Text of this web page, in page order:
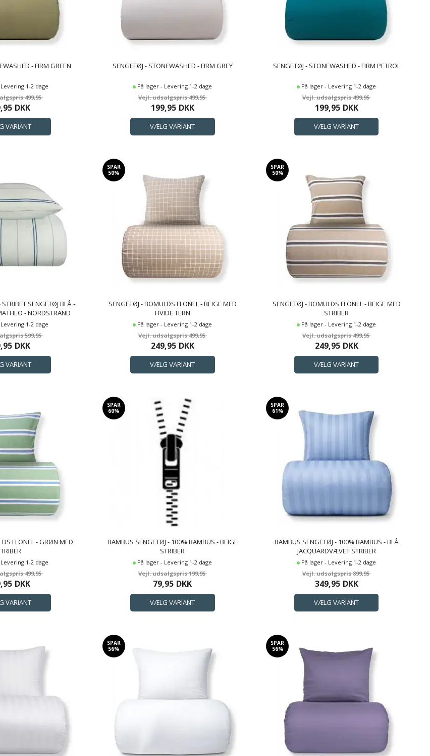
- FIRM GREEN
1-2 dage
499,95
DKK
SENGETØJ - STONEWASHED - FIRM GREY
På lager - Levering 1-2 dage
499,95
199,95 DKK
SENGETØJ - STONEWASHED - FIRM PETROL
På lager - Levering 1-2 dage
499,95
199,95 DKK
SENGETØJ BLÅ -
- NORDSTRAND
1-2 dage
599,95
DKK
SPAR
50%
SENGETØJ - BOMULDS FLONEL - BEIGE MED
HVIDE TERN
På lager - Levering 1-2 dage
499,95
249,95 DKK
SPAR
50%
SENGETØJ - BOMULDS FLONEL - BEIGE MED
STRIBER
På lager - Levering 1-2 dage
499,95
249,95 DKK
FLONEL - GRØN MED
1-2 dage
499,95
DKK
SPAR
60%
BAMBUS SENGETØJ - 100% BAMBUS - BEIGE
STRIBER
På lager - Levering 1-2 dage
199,95
79,95 DKK
SPAR
61%
BAMBUS SENGETØJ - 100% BAMBUS - BLÅ
JACQUARDVÆVET STRIBER
På lager - Levering 1-2 dage
899,95
349,95 DKK
SPAR
56%
SPAR
56%